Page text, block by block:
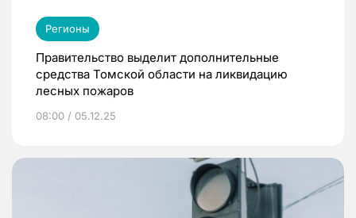
Регионы
Правительство выделит дополнительные
средства Томской области на ликвидацию
лесных пожаров
08:00 / 05.12.25